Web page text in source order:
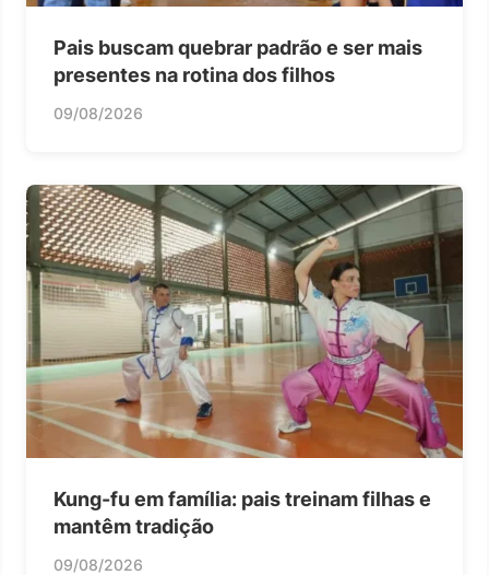
Pais buscam quebrar padrão e ser mais
presentes na rotina dos filhos
09/08/2026
Kung-fu em família: pais treinam filhas e
mantêm tradição
09/08/2026